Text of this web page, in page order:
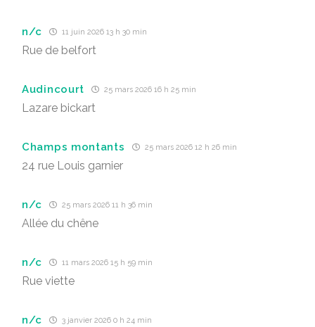
n/c 11 juin 2026 13 h 30 min
Rue de belfort
Audincourt 25 mars 2026 16 h 25 min
Lazare bickart
Champs montants 25 mars 2026 12 h 26 min
24 rue Louis garnier
n/c 25 mars 2026 11 h 36 min
Allée du chêne
n/c 11 mars 2026 15 h 59 min
Rue viette
n/c 3 janvier 2026 0 h 24 min